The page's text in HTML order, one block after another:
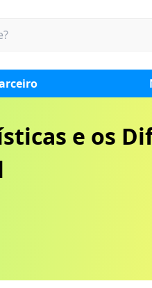
e os